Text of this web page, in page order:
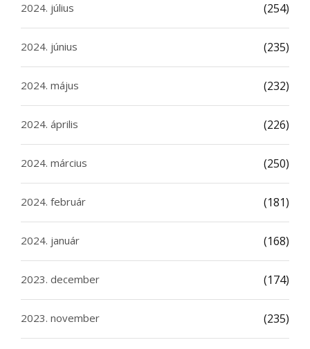
2024. július (254)
2024. június (235)
2024. május (232)
2024. április (226)
2024. március (250)
2024. február (181)
2024. január (168)
2023. december (174)
2023. november (235)